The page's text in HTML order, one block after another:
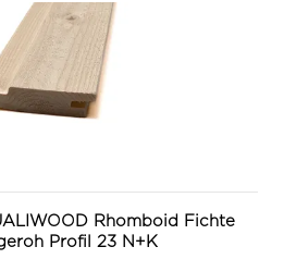
Rhomboid Fichte
Profil 23 N+K